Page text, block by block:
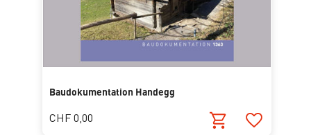
Baudokumentation Handegg
CHF 0,00